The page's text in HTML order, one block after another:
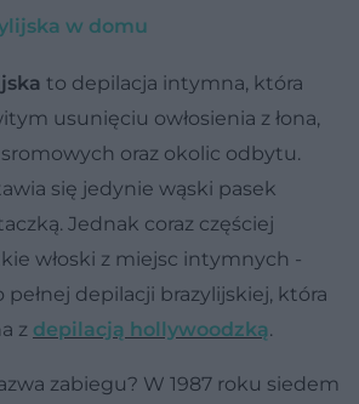
w domu
to depilacja intymna, która
usunięciu owłosienia z łona,
oraz okolic odbytu.
się jedynie wąski pasek
Jednak coraz częściej
włoski z miejsc intymnych -
depilacji brazylijskiej, która
z depilacją hollywoodzką.
zabiegu? W 1987 roku siedem